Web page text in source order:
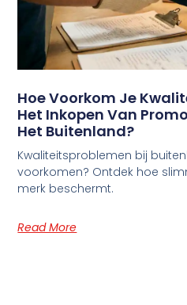
Hoe Voorkom Je
Het Inkopen Van
Het Buitenland?
Kwaliteitsproblemen bij
voorkomen? Ontdek hoe
merk beschermt.
Read More